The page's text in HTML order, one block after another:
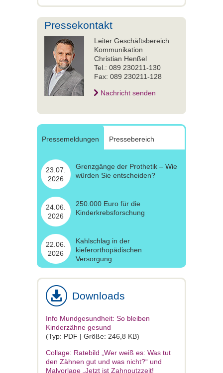
Pressekontakt
Leiter Geschäftsbereich
Kommunikation
Christian Henßel
Tel.: 089 230211-130
Fax: 089 230211-128
Nachricht senden
Pressemeldungen Pressebereich
23.07.
2026
Grenzgänge der Prothetik – Wie
würden Sie entscheiden?
24.06.
2026
250.000 Euro für die
Kinderkrebsforschung
22.06.
2026
Kahlschlag in der
kieferorthopädischen
Versorgung
Downloads
Info Mundgesundheit: So bleiben
Kinderzähne gesund
(Typ: PDF | Größe: 246,8 KB)
Collage: Ratebild „Wer weiß es: Was tut
den Zähnen gut und was nicht?“ und
Malvorlage „Jetzt ist Zahnputzzeit!